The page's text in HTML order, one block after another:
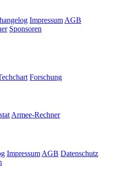
Impressum AGB
Sponsoren
Forschung
Armee-Rechner
Impressum AGB Datenschutz